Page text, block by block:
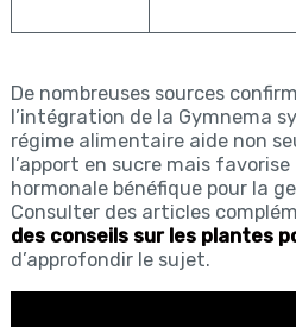
De nombreuses sources
l’intégration de la Gymnema
régime alimentaire aide non
l’apport en sucre mais
hormonale bénéfique pour la
Consulter des articles
des conseils sur les plantes
d’approfondir le sujet.